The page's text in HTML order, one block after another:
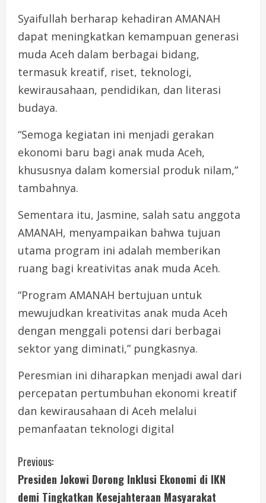
Syaifullah berharap kehadiran AMANAH
dapat meningkatkan kemampuan generasi
muda Aceh dalam berbagai bidang,
termasuk kreatif, riset, teknologi,
kewirausahaan, pendidikan, dan literasi
budaya.
“Semoga kegiatan ini menjadi gerakan
ekonomi baru bagi anak muda Aceh,
khususnya dalam komersial produk nilam,”
tambahnya.
Sementara itu, Jasmine, salah satu anggota
AMANAH, menyampaikan bahwa tujuan
utama program ini adalah memberikan
ruang bagi kreativitas anak muda Aceh.
“Program AMANAH bertujuan untuk
mewujudkan kreativitas anak muda Aceh
dengan menggali potensi dari berbagai
sektor yang diminati,” pungkasnya.
Peresmian ini diharapkan menjadi awal dari
percepatan pertumbuhan ekonomi kreatif
dan kewirausahaan di Aceh melalui
pemanfaatan teknologi digital
C
o
Previous:
Presiden Jokowi Dorong Inklusi Ekonomi di IKN
demi Tingkatkan Kesejahteraan Masyarakat